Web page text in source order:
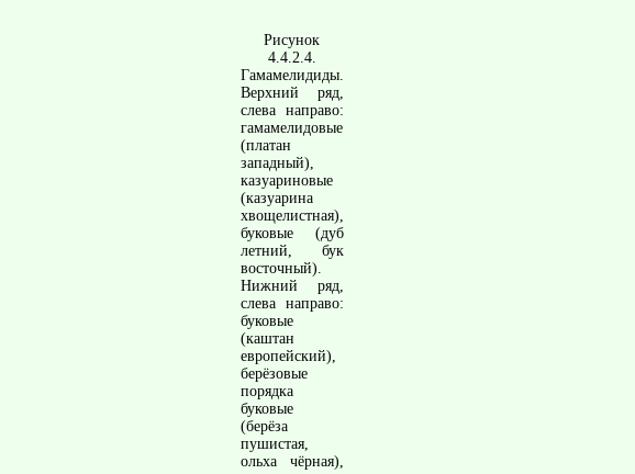
Рисунок
4.4.2.4.
Гамамелидиды.
Верхний ряд,
слева направо:
гамамелидовые
(платан
западный),
казуариновые
(казуарина
хвощелистная),
буковые (дуб
летний, бук
восточный).
Нижний ряд,
слева направо:
буковые
(каштан
европейский),
берёзовые
порядка
буковые
(берёза
пушистая,
ольха чёрная),